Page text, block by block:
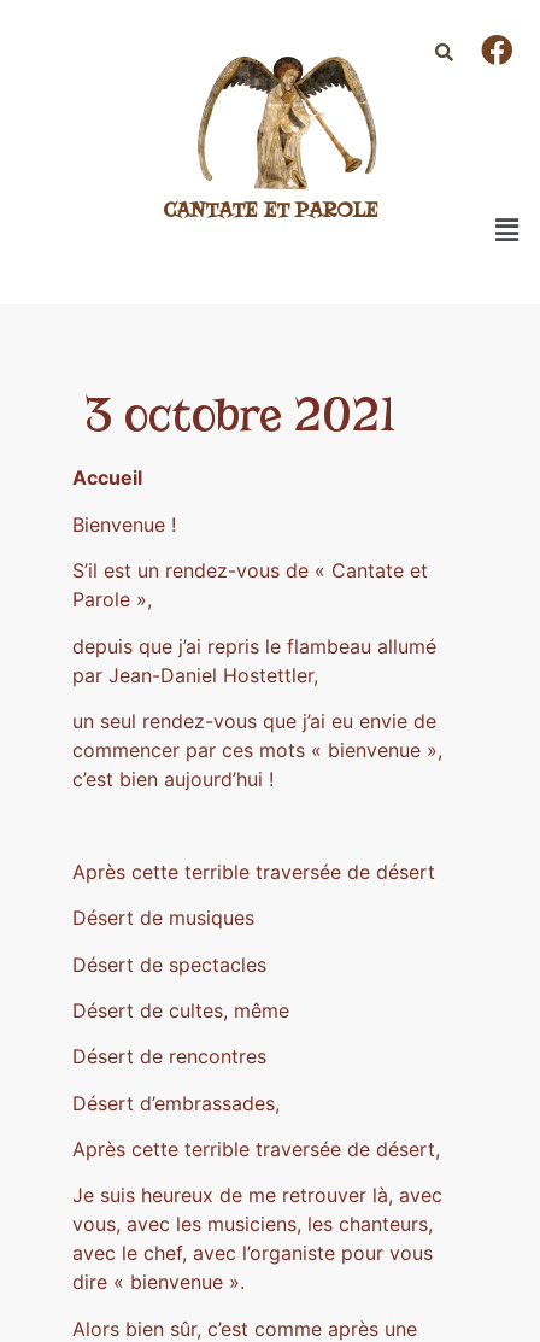
CANTATE ET PAROLE
3 octobre 2021
Accueil
Bienvenue !
S’il est un rendez-vous de « Cantate et
Parole »,
depuis que j’ai repris le flambeau allumé
par Jean-Daniel Hostettler,
un seul rendez-vous que j’ai eu envie de
commencer par ces mots « bienvenue »,
c’est bien aujourd’hui !
Après cette terrible traversée de désert
Désert de musiques
Désert de spectacles
Désert de cultes, même
Désert de rencontres
Désert d’embrassades,
Après cette terrible traversée de désert,
Je suis heureux de me retrouver là, avec
vous, avec les musiciens, les chanteurs,
avec le chef, avec l’organiste pour vous
dire « bienvenue ».
Alors bien sûr, c’est comme après une